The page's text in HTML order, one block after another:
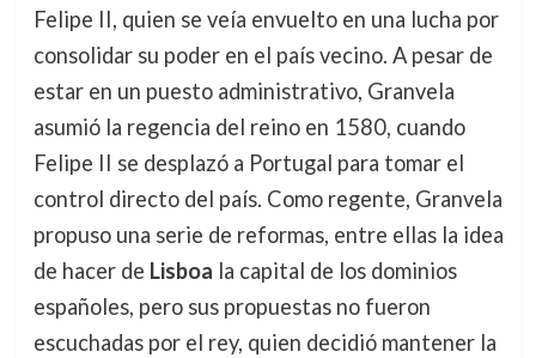
Felipe II, quien se veía envuelto en una lucha por
consolidar su poder en el país vecino. A pesar de
estar en un puesto administrativo, Granvela
asumió la regencia del reino en 1580, cuando
Felipe II se desplazó a Portugal para tomar el
control directo del país. Como regente, Granvela
propuso una serie de reformas, entre ellas la idea
de hacer de Lisboa la capital de los dominios
españoles, pero sus propuestas no fueron
escuchadas por el rey, quien decidió mantener la